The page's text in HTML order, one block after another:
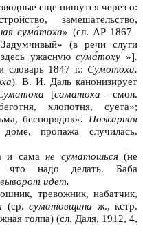
еще пишутся через о:
замешательство,
сума́тоха» (сл. АР 1867–
(в речи слуги
ужаснуюсума́тоху »].
словарь 1847 г.: Сумотоха.
). В. И. Даль канонизирует
[саматоха– смол.
хлопотня, суета»;
беспорядок». Пожарная
пропажа случилась.
и самане суматошься(не
что надо делать. Баба
идет.
тревожник, набатчик,
(ср.суматовщина ж., кстр.
толпа) (сл. Даля, 1912, 4,